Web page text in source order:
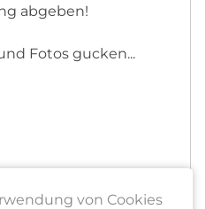
abgeben!
Fotos gucken...
von Cookies